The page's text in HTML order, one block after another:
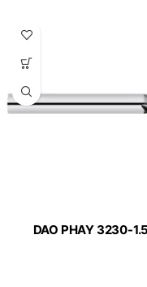
DAO PHAY 3230-1.5